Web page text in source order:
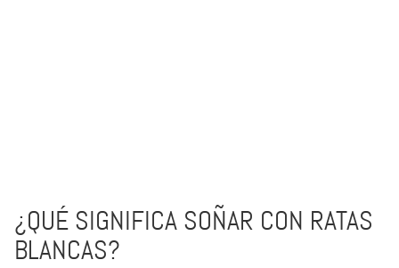
¿QUÉ SIGNIFICA SOÑAR CON RATAS
BLANCAS?